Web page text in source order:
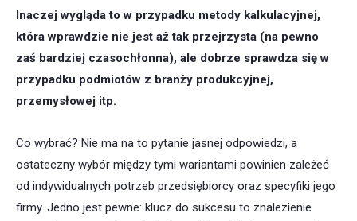
Inaczej wygląda to w przypadku metody kalkulacyjnej,
która wprawdzie nie jest aż tak przejrzysta (na pewno
zaś bardziej czasochłonna), ale dobrze sprawdza się w
przypadku podmiotów z branży produkcyjnej,
przemysłowej itp.
Co wybrać? Nie ma na to pytanie jasnej odpowiedzi, a
ostateczny wybór między tymi wariantami powinien zależeć
od indywidualnych potrzeb przedsiębiorcy oraz specyfiki jego
firmy. Jedno jest pewne: klucz do sukcesu to znalezienie